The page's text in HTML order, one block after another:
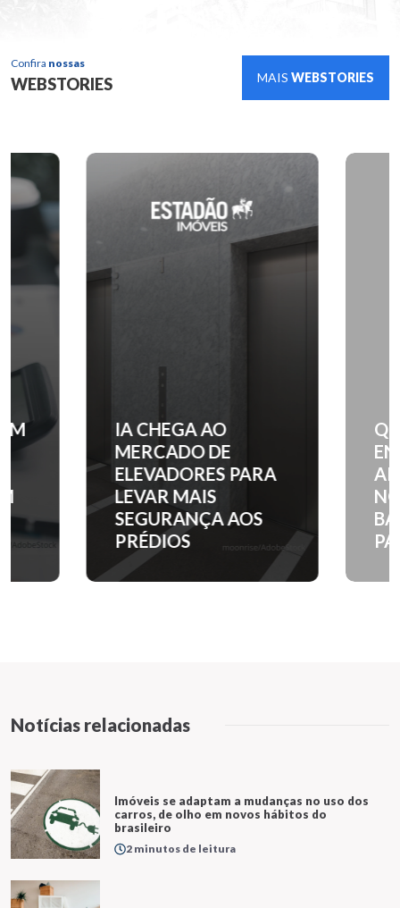
Confira nossas
WEBSTORIES MAIS WEBSTORIES
IA CHEGA AO
MERCADO DE
ELEVADORES PARA
LEVAR MAIS
SEGURANÇA AOS
PRÉDIOS
QUANTO
ENTRADA
NOS
BAIRROS
PAULO?
Notícias relacionadas
Imóveis se adaptam a mudanças no uso dos
carros, de olho em novos hábitos do
brasileiro
2 minutos de leitura